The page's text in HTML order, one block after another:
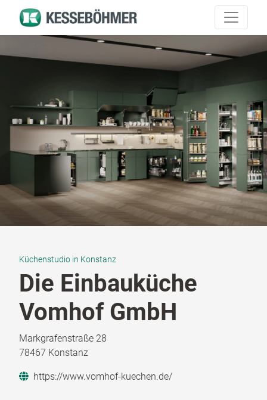
Küchenstudio in Konstanz
Die Einbauküche
Vomhof GmbH
Markgrafenstraße 28
78467 Konstanz
https://www.vomhof-kuechen.de/